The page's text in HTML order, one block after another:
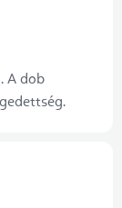
A dob